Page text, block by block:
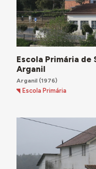
Escola Primária de
Arganil
Arganil(1976)
Escola Primária